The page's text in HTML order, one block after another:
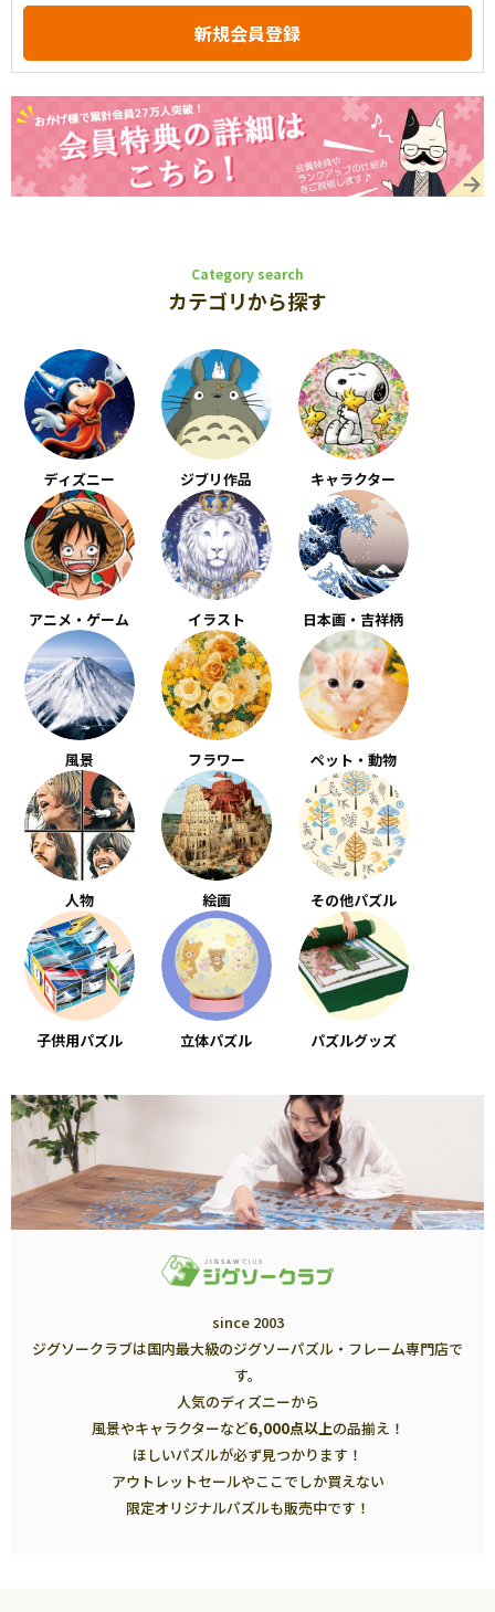
Category search
カテゴリから探す
ディズニー ジブリ作品 キャラクター
アニメ・ゲーム イラスト 日本画・吉祥柄
風景 フラワー ペット・動物
人物 絵画 その他パズル
子供用パズル 立体パズル パズルグッズ
since 2003
ジグソークラブは国内最大級のジグソーパズル・フレーム専門店で
す。
人気のディズニーから
風景やキャラクターなど6,000点以上の品揃え！
ほしいパズルが必ず見つかります！
アウトレットセールやここでしか買えない
限定オリジナルパズルも販売中です！